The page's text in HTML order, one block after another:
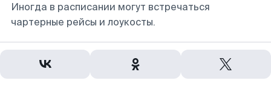
Иногда в расписании могут встречаться
чартерные рейсы и лоукосты.